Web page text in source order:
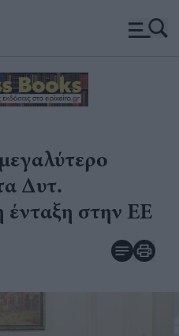
Δυτ.
ένταξη στην ΕΕ